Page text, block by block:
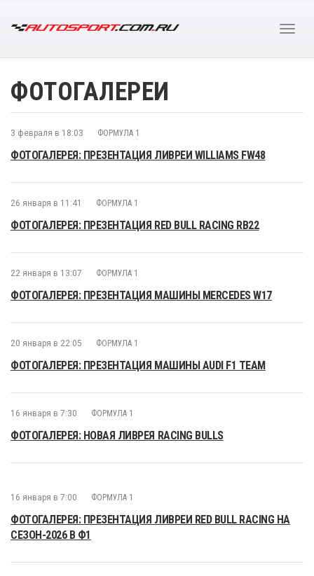
ФОТОГАЛЕРЕИ
3 февраля в 18:03 ФОРМУЛА 1
ФОТОГАЛЕРЕЯ: ПРЕЗЕНТАЦИЯ ЛИВРЕИ WILLIAMS FW48
26 января в 11:41 ФОРМУЛА 1
ФОТОГАЛЕРЕЯ: ПРЕЗЕНТАЦИЯ RED BULL RACING RB22
22 января в 13:07 ФОРМУЛА 1
ФОТОГАЛЕРЕЯ: ПРЕЗЕНТАЦИЯ МАШИНЫ MERCEDES W17
20 января в 22:05 ФОРМУЛА 1
ФОТОГАЛЕРЕЯ: ПРЕЗЕНТАЦИЯ МАШИНЫ AUDI F1 TEAM
16 января в 7:30 ФОРМУЛА 1
ФОТОГАЛЕРЕЯ: НОВАЯ ЛИВРЕЯ RACING BULLS
16 января в 7:00 ФОРМУЛА 1
ФОТОГАЛЕРЕЯ: ПРЕЗЕНТАЦИЯ ЛИВРЕИ RED BULL RACING НА
СЕЗОН-2026 В Ф1